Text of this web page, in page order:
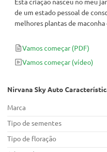
de um estado pessoal de
melhores plantas de maconha
alta energia resultante de
excepcional raça nepalesa de
SuperAutos the Stitch 0,1!
Vamos começar (PDF)
Vamos começar(vídeo)
Nirvana Sky Auto
Marca
Tipo de sementes
Tipo de floração